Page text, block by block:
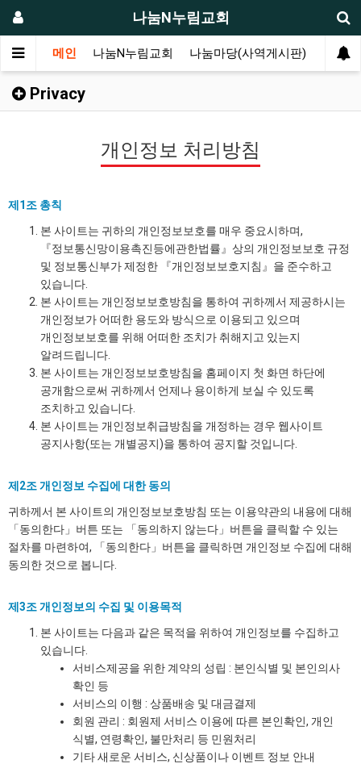
나눔N누림교회
메인 나눔N누림교회 나눔마당(사역게시판) 누림
Privacy
개인정보 처리방침
제1조 총칙
본 사이트는 귀하의 개인정보보호를 매우 중요시하며,
『정보통신망이용촉진등에관한법률』상의 개인정보보호 규정
및 정보통신부가 제정한 『개인정보보호지침』을 준수하고
있습니다.
본 사이트는 개인정보보호방침을 통하여 귀하께서 제공하시는
개인정보가 어떠한 용도와 방식으로 이용되고 있으며
개인정보보호를 위해 어떠한 조치가 취해지고 있는지
알려드립니다.
본 사이트는 개인정보보호방침을 홈페이지 첫 화면 하단에
공개함으로써 귀하께서 언제나 용이하게 보실 수 있도록
조치하고 있습니다.
본 사이트는 개인정보취급방침을 개정하는 경우 웹사이트
공지사항(또는 개별공지)을 통하여 공지할 것입니다.
제2조 개인정보 수집에 대한 동의
귀하께서 본 사이트의 개인정보보호방침 또는 이용약관의 내용에 대해
「동의한다」버튼 또는 「동의하지 않는다」버튼을 클릭할 수 있는
절차를 마련하여, 「동의한다」버튼을 클릭하면 개인정보 수집에 대해
동의한 것으로 봅니다.
제3조 개인정보의 수집 및 이용목적
본 사이트는 다음과 같은 목적을 위하여 개인정보를 수집하고
있습니다.
서비스제공을 위한 계약의 성립 : 본인식별 및 본인의사
확인 등
서비스의 이행 : 상품배송 및 대금결제
회원 관리 : 회원제 서비스 이용에 따른 본인확인, 개인
식별, 연령확인, 불만처리 등 민원처리
기타 새로운 서비스, 신상품이나 이벤트 정보 안내